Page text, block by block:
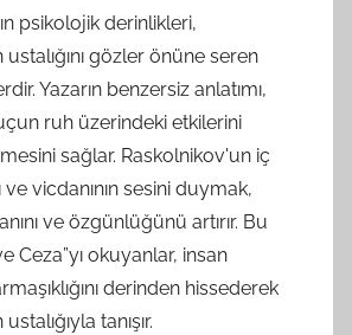
psikolojik derinlikleri,
gözler önüne seren
Yazarın benzersiz anlatımı,
ruh üzerindeki etkilerini
sağlar. Raskolnikov'un iç
vicdanının sesini duymak,
ve özgünlüğünü artırır. Bu
Ceza”yı okuyanlar, insan
derinden hissederek
tanışır.